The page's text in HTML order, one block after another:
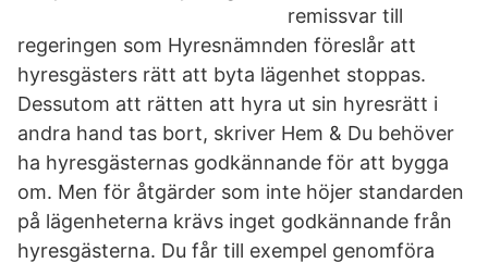
remissvar till
regeringen som Hyresnämnden föreslår att
hyresgästers rätt att byta lägenhet stoppas.
Dessutom att rätten att hyra ut sin hyresrätt i
andra hand tas bort, skriver Hem & Du behöver
ha hyresgästernas godkännande för att bygga
om. Men för åtgärder som inte höjer standarden
på lägenheterna krävs inget godkännande från
hyresgästerna. Du får till exempel genomföra